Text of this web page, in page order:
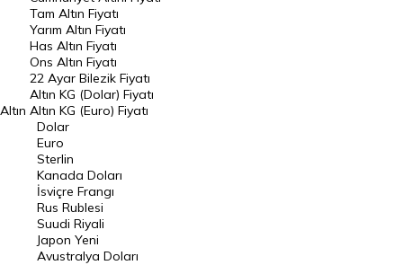
DÖVİZ
Döviz Kuru
Dolar Kuru
Euro Kuru
Pound Kuru
Frank Kuru
Riyal Kuru
Avustralya Doları
Altın
Tam Altın Fiyatı
Yarım Altın Fiyatı
Has Altın Fiyatı
Ons Altın Fiyatı
22 Ayar Bilezik Fiyatı
Altın KG (Dolar) Fiyatı
Altın KG (Euro) Fiyatı
Dolar
Euro
Sterlin
Kanada Doları
İsviçre Frangı
Rus Rublesi
Suudi Riyali
Japon Yeni
Avustralya Doları